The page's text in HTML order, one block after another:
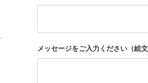
メッセージをご入力ください（絵